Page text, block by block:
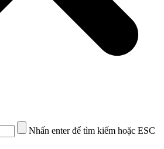
Nhấn enter để tìm kiếm hoặc ESC